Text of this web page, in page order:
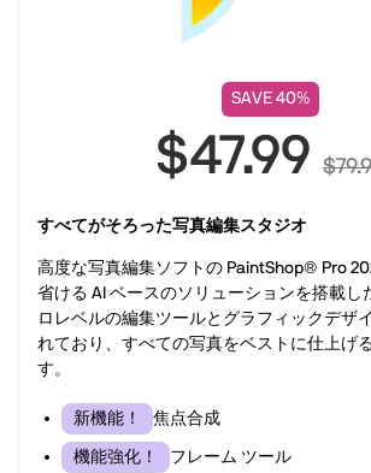
SAVE 40%
$47.99
すべてがそろった写真編集スタジオ
高度な写真編集ソフトの PaintShop® Pro
省ける AI ベースのソリューションを搭載し
ロレベルの編集ツールとグラフィックデザ
れており、すべての写真をベストに仕上げ
す。
新機能！ 焦点合成
機能強化！ フレーム ツール